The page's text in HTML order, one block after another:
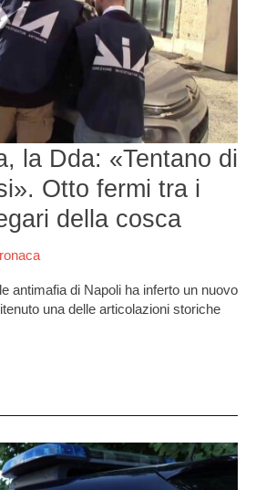
la Dda: «Tentano di
Otto fermi tra i
della cosca
antimafia di Napoli ha inferto un nuovo
una delle articolazioni storiche